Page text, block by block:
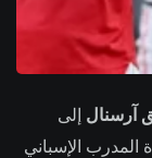
آرسنال إلى
المدرب الإسباني